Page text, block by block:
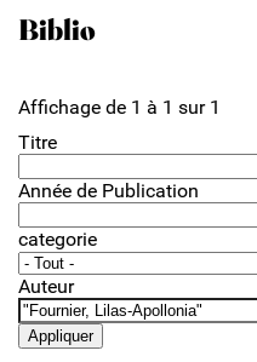
Biblio
Affichage de 1 à 1 sur 1
Titre
Année de Publication
categorie
Auteur